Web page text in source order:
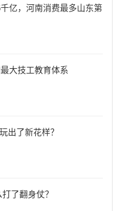
亿，河南消费最多山东第
大技工教育体系
出了新花样？
了翻身仗？